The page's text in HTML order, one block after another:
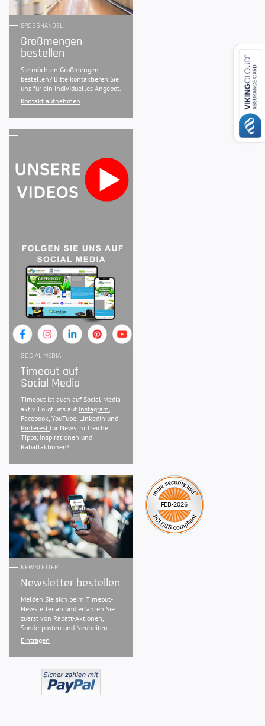
GROSSHANDEL
Großmengen
bestellen
Sie möchten Großmengen
bestellen? Bitte kontaktieren Sie
uns für ein individuelles Angebot.
Kontakt aufnehmen
SOCIAL MEDIA
Timeout auf
Social Media
Timeout ist auch auf Social Media
aktiv. Folgt uns auf Instagram
Facebook YouTube LinkedIn und
Pinterest für News, hilfreiche
Tipps, Inspirationen und
Rabattaktionen!
NEWSLETTER
Newsletter bestellen
Melden Sie sich beim Timeout-
Newsletter an und erfahren Sie
zuerst von Rabatt-Aktionen,
Sonderposten und Neuheiten.
Eintragen